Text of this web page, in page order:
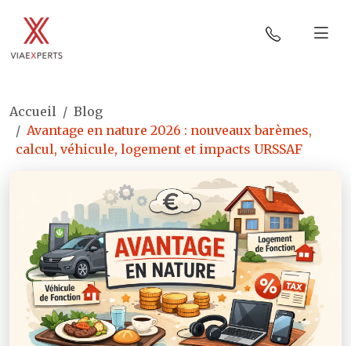
Accueil
Blog
Avantage en nature 2026 : nouveaux barèmes,
calcul, véhicule, logement et impacts URSSAF